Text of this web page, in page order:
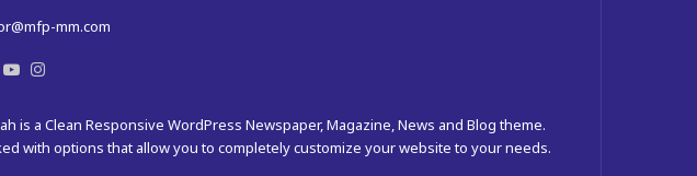
mm.com
Facebook
YouTube
is a Clean Responsive WordPress Newspaper, Magazine, News and Blog theme.
with options that allow you to completely customize your website to your needs.